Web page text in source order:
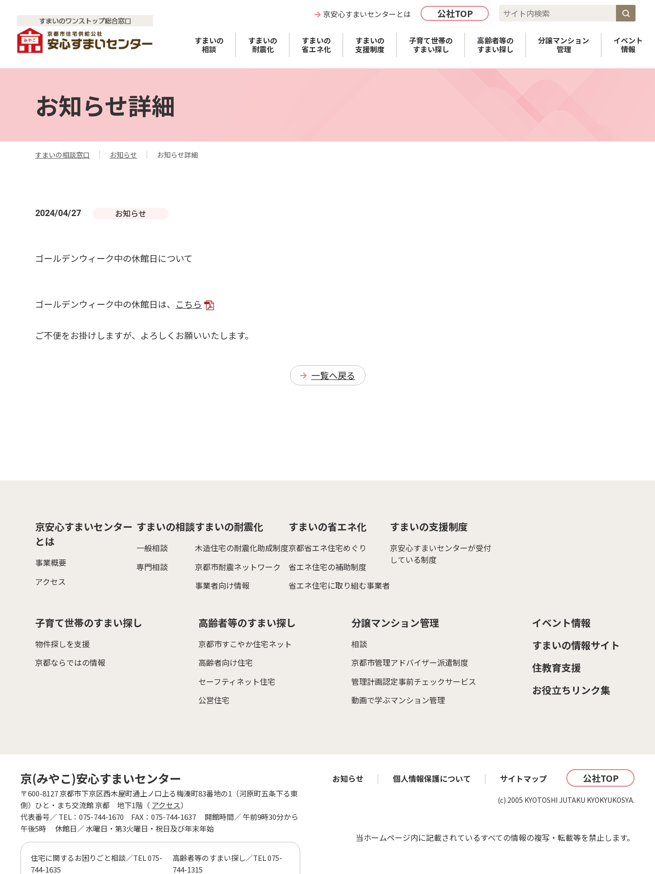
京安心すまいセンターとは 公社TOP
すまいの
相談
すまいの
耐震化
すまいの
省エネ化
すまいの
支援制度
子育て世帯の
すまい探し
高齢者等の
すまい探し
分譲マンション
管理
イベント
情報
お知らせ詳細
すまいの相談窓口 お知らせ お知らせ詳細
2024/04/27 お知らせ
ゴールデンウィーク中の休館日について
ゴールデンウィーク中の休館日は、 こちら
ご不便をお掛けしますが、よろしくお願いいたします。
一覧へ戻る
京安心すまいセンター
とは
事業概要
アクセス
すまいの相談
一般相談
専門相談
すまいの耐震化
木造住宅の耐震化助成制度
京都市耐震ネットワーク
事業者向け情報
すまいの省エネ化
京都省エネ住宅めぐり
省エネ住宅の補助制度
省エネ住宅に取り組む事業者
すまいの支援制度
京安心すまいセンターが受付
している制度
子育て世帯のすまい探し
物件探しを支援
京都ならではの情報
高齢者等のすまい探し
京都市すこやか住宅ネット
高齢者向け住宅
セーフティネット住宅
公営住宅
分譲マンション管理
相談
京都市管理アドバイザー派遣制度
管理計画認定事前チェックサービス
動画で学ぶマンション管理
イベント情報
すまいの情報サイト
住教育支援
お役立ちリンク集
京(みやこ)安心すまいセンター
〒600-8127京都市下京区西木屋町通上ノ口上る梅湊町83番地の1（河原町五条下る東
側）ひと・まち交流館 京都 地下1階（ アクセス）
代表番号／TEL： 075-744-1670 FAX：075-744-1637 開館時間／午前9時30分から
午後5時
休館日／水曜日・第3火曜日・祝日及び年末年始
住宅に関するお困りごと相談／TEL075-
744-1635
高齢者等のすまい探し／TEL075-
744-1315
お知らせ 個人情報保護について サイトマップ 公社TOP
(c) 2005 KYOTOSHI JUTAKU KYOKYUKOSYA.
当ホームページ内に記載されているすべての情報の複写・転載等を禁止します。